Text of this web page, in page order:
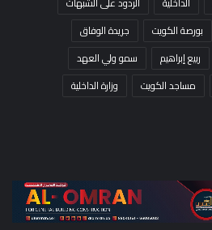
بورصة الكويت
جريدة الوفاق
ربيع إبراهيم
سمو ولي العهد
مساجد الكويت
وزارة الداخلية